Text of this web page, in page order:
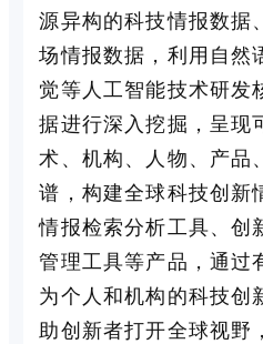
源异构的科技情报数据
场情报数据，利用自然
觉等人工智能技术研发
据进行深入挖掘，呈现
术、机构、人物、产品
谱，构建全球科技创新
情报检索分析工具、创
管理工具等产品，通过
为个人和机构的科技创
助创新者打开全球视野